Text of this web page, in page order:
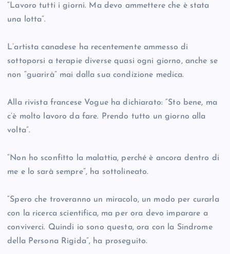
“Lavoro tutti i giorni. Ma devo ammettere che è stata
una lotta”.
L’artista canadese ha recentemente ammesso di
sottoporsi a terapie diverse quasi ogni giorno, anche se
non “guarirà” mai dalla sua condizione medica.
Alla rivista francese Vogue ha dichiarato: “Sto bene, ma
c’è molto lavoro da fare. Prendo tutto un giorno alla
volta”.
“Non ho sconfitto la malattia, perché è ancora dentro di
me e lo sarà sempre”, ha sottolineato.
“Spero che troveranno un miracolo, un modo per curarla
con la ricerca scientifica, ma per ora devo imparare a
conviverci. Quindi io sono questa, ora con la Sindrome
della Persona Rigida”, ha proseguito.